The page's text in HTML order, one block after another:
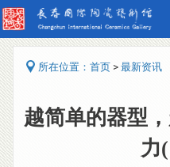
所在位置： 首页 > 最新资讯
越简单的器型
力